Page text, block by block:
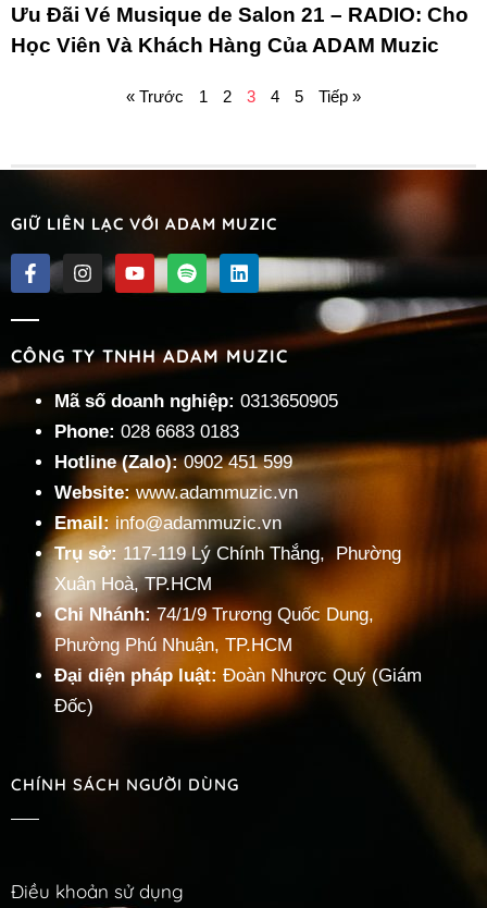
Ưu Đãi Vé Musique de Salon 21 – RADIO: Cho
Học Viên Và Khách Hàng Của ADAM Muzic
« Trước 1 2 3 4 5 Tiếp »
GIỮ LIÊN LẠC VỚI ADAM MUZIC
CÔNG TY TNHH ADAM MUZIC
Mã số doanh nghiệp: 0313650905
Phone: 028 6683 0183
Hotline (Zalo):0902 451 599
Website:www.adammuzic.vn
Email:info@adammuzic.vn
Trụ sở: 117-119 Lý Chính Thắng, Phường
Xuân Hoà, TP.HCM
Chi Nhánh:74/1/9 Trương Quốc Dung,
Phường Phú Nhuận, TP.HCM
Đại diện pháp luật: Đoàn Nhược Quý (Giám
Đốc)
CHÍNH SÁCH NGƯỜI DÙNG
Điều khoản sử dụng